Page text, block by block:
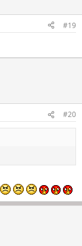
#19
#20